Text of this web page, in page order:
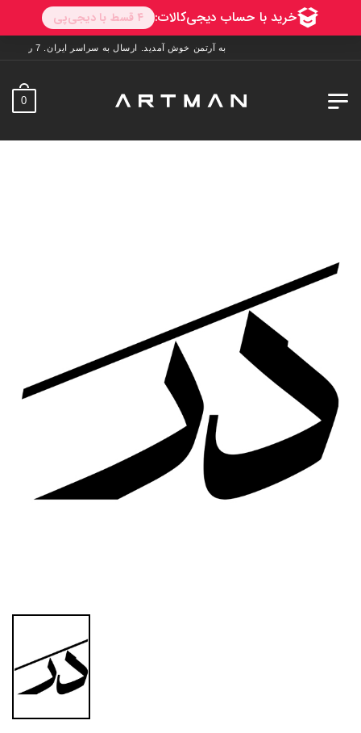
به آرتمن خوش آمدید. ارسال به سراسر ایران. 7 روز فرصت تست در منزل. 1 سال خدمات پس از فروش.
0